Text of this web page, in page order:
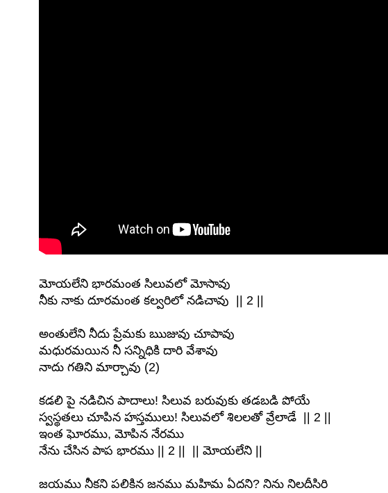
మోయలేని భారమంత సిలువలో మోసావు
నీకు నాకు దూరమంత కల్వరిలో నడిచావు || 2 ||
అంతులేని నీదు ప్రేమకు ఋజువు చూపావు
మధురమయిన నీ సన్నిధికి దారి వేశావు
నాదు గతిని మార్చావు (2)
కడలి పై నడిచిన పాదాలు! సిలువ బరువుకు తడబడి పోయే
స్వస్థతలు చూపిన హస్తములు! సిలువలో శిలలతో వ్రేలాడే || 2 ||
ఇంత ఘోరము, మోపిన నేరము
నేను చేసిన పాప భారము || 2 || || మోయలేని ||
జయము నీకని పలికిన జనము మహిమ ఏదని? నిను నిలదీసిరి